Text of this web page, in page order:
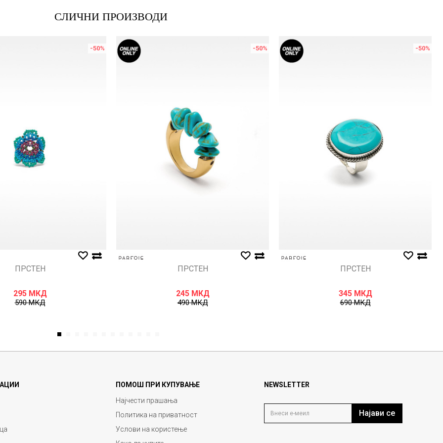
СЛИЧНИ ПРОИЗВОДИ
-50%
ПРСТЕН
295 МКД
590МКД
-50%
ПРСТЕН
245 МКД
490МКД
-50%
ПРСТЕН
345 МКД
690МКД
1
ПОМОШ ПРИ КУПУВАЊЕ
Најчести прашања
Политика на приватност
Услови на користење
NEWSLETTER
Најави се